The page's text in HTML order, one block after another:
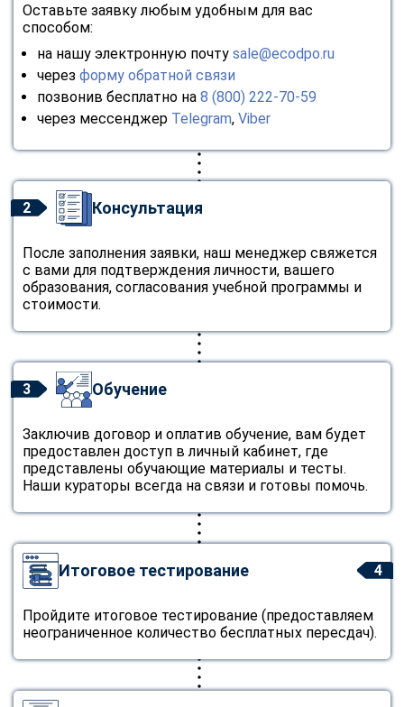
Оставьте заявку любым удобным для вас
способом:
на нашу электронную почту sale@ecodpo.ru
через форму обратной связи
позвонив бесплатно на 8 (800) 222-70-59
через мессенджер Telegram, Viber
2 Консультация
После заполнения заявки, наш менеджер свяжется
с вами для подтверждения личности, вашего
образования, согласования учебной программы и
стоимости.
3 Обучение
Заключив договор и оплатив обучение, вам будет
предоставлен доступ в личный кабинет, где
представлены обучающие материалы и тесты.
Наши кураторы всегда на связи и готовы помочь.
4
Итоговое тестирование
Пройдите итоговое тестирование (предоставляем
неограниченное количество бесплатных пересдач).
ChatApp